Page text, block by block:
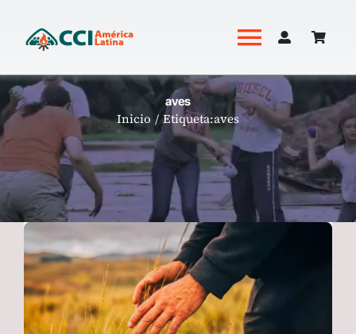
contenido
Toggle
Academia
Productos
Revista Hoguera
aves
Inicio Etiqueta:aves